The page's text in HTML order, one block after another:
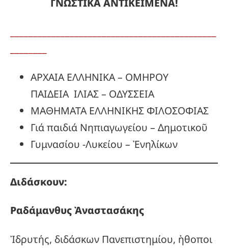
ΓΝΩΣΤΙΚΑ ΑΝΤΙΚΕΙΜΕΝΑ!
ΑΡΧΑΙΑ ΕΛΛΗΝΙΚΑ – ΟΜΗΡΟΥ
ΠΑΙΔΕΙΑ ΙΛΙΑΣ – ΟΔΥΣΣΕΙΑ
ΜΑΘΗΜΑΤΑ ΕΛΛΗΝΙΚΗΣ ΦΙΛΟΣΟΦΙΑΣ
Γιά παιδιά Νηπιαγωγείου – Δημοτικοῦ
Γυμνασίου -Λυκείου – Ἐνηλίκων
Διδάσκουν:
ΡαδάμανθυςἈναστασάκης
Ἰδρυτής, διδάσκων Πανεπιστημίου, ἠθοποι